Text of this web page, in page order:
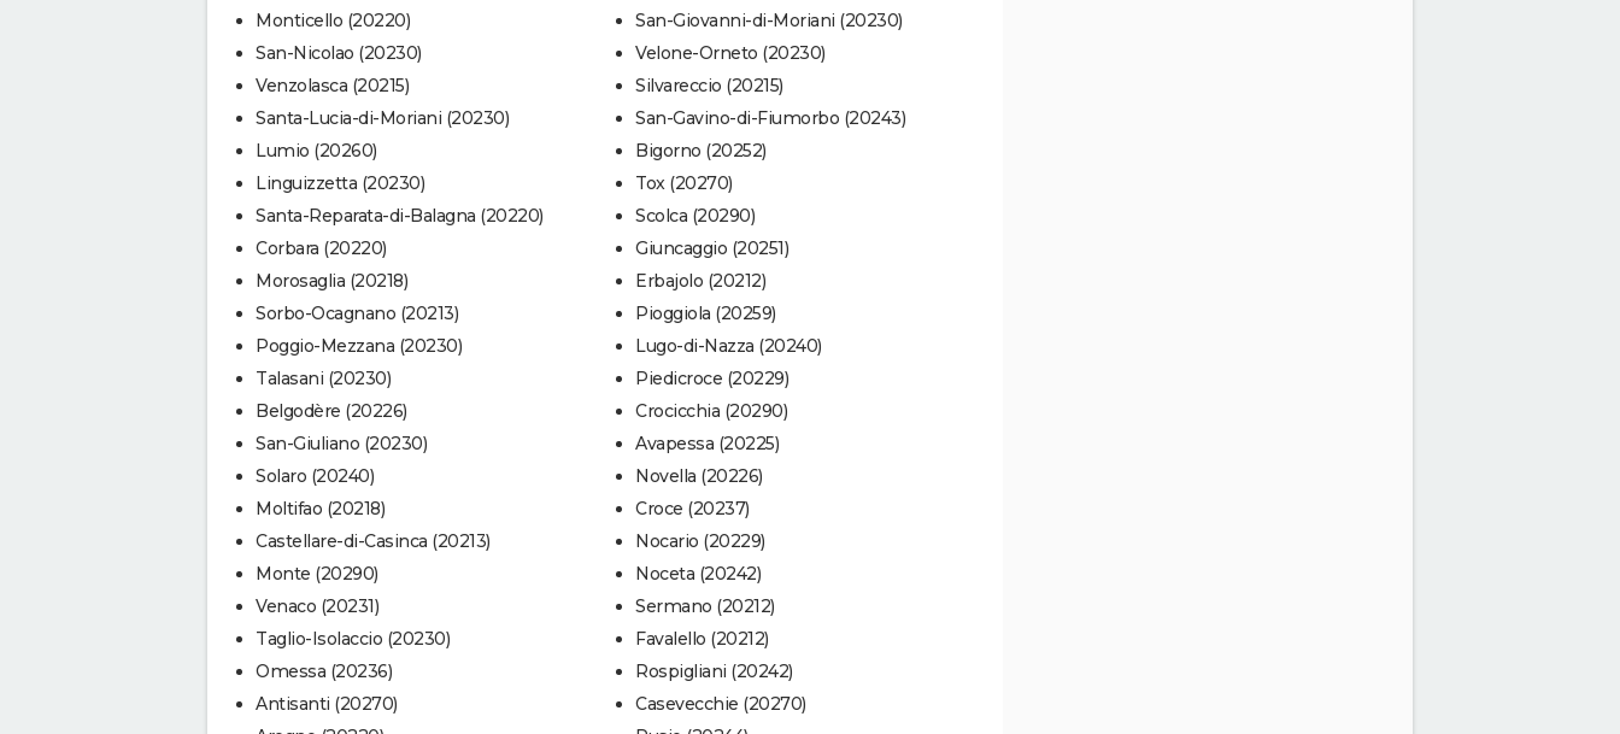
Monticello (20220)
San-Nicolao (20230)
Venzolasca (20215)
Santa-Lucia-di-Moriani (20230)
Lumio (20260)
Linguizzetta (20230)
Santa-Reparata-di-Balagna (20220)
Corbara (20220)
Morosaglia (20218)
Sorbo-Ocagnano (20213)
Poggio-Mezzana (20230)
Talasani (20230)
Belgodère (20226)
San-Giuliano (20230)
Solaro (20240)
Moltifao (20218)
Castellare-di-Casinca (20213)
Monte (20290)
Venaco (20231)
Taglio-Isolaccio (20230)
Omessa (20236)
Antisanti (20270)
San-Giovanni-di-Moriani (20230)
Velone-Orneto (20230)
Silvareccio (20215)
San-Gavino-di-Fiumorbo (20243)
Bigorno (20252)
Tox (20270)
Scolca (20290)
Giuncaggio (20251)
Erbajolo (20212)
Pioggiola (20259)
Lugo-di-Nazza (20240)
Piedicroce (20229)
Crocicchia (20290)
Avapessa (20225)
Novella (20226)
Croce (20237)
Nocario (20229)
Noceta (20242)
Sermano (20212)
Favalello (20212)
Rospigliani (20242)
Casevecchie (20270)